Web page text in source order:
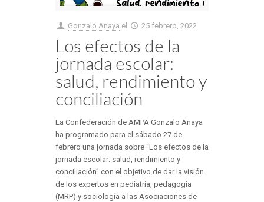
Gonzalo Anaya el 25 febrero, 2022
Los efectos de la
jornada escolar:
salud, rendimiento y
conciliación
La Confederación de AMPA Gonzalo Anaya
ha programado para el sábado 27 de
febrero una jornada sobre “Los efectos de la
jornada escolar: salud, rendimiento y
conciliación” con el objetivo de dar la visión
de los expertos en pediatría, pedagogía
(MRP) y sociología a las Asociaciones de